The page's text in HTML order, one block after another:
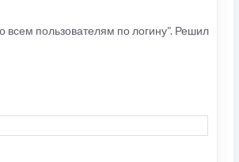
пользователям по логину". Решил